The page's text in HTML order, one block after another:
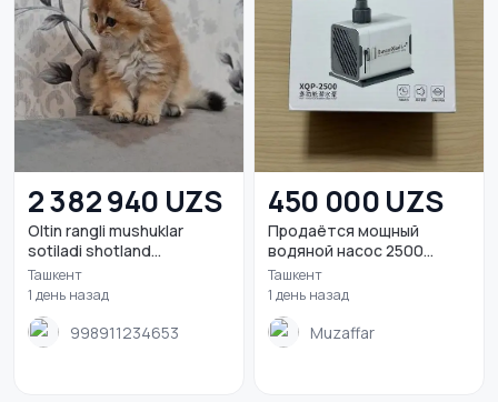
2 382 940 UZS
Oltin rangli mushuklar
sotiladi shotland...
Ташкент
1 день назад
998911234653
450 000 UZS
Продаётся мощный
водяной насос 2500
литр...
Ташкент
1 день назад
Muzaffar